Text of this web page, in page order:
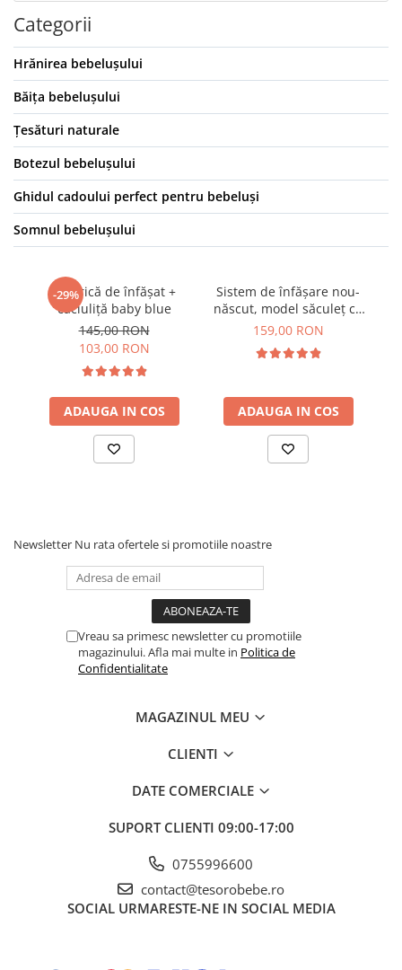
Categorii
Hrănirea bebelușului
Băița bebelușului
Țesături naturale
Botezul bebelușului
Ghidul cadoului perfect pentru bebeluși
Somnul bebelușului
-29%
Păturică de înfășat +
căciuliță baby blue
145,00 RON
103,00 RON
ADAUGA IN COS
Sistem de înfășare nou-
născut, model săculeț cu
aripi de susținere a
minty blue
159,00 RON
ADAUGA IN COS
Newsletter Nu rata ofertele si promotiile noastre
Vreau sa primesc newsletter cu promotiile
magazinului. Afla mai multe in Politica de
Confidentialitate
MAGAZINUL MEU
CLIENTI
DATE COMERCIALE
SUPORT CLIENTI 09:00-17:00
0755996600
contact@tesorobebe.ro
SOCIAL URMARESTE-NE IN SOCIAL MEDIA